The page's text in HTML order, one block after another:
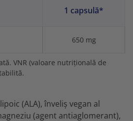
1 capsulă*
650 mg
VNR (valoare nutrițională de
(ALA), înveliș vegan al
(agent antiaglomerant),